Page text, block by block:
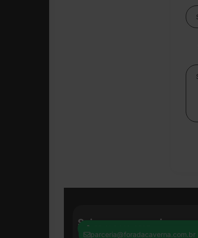
Seja nosso parceiro:
parceria@foradacaverna.com.br